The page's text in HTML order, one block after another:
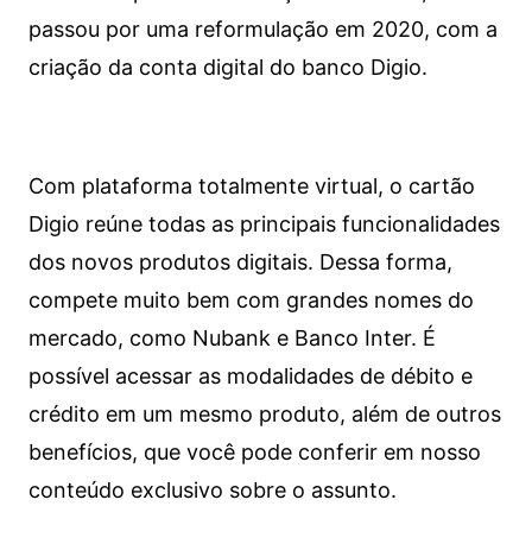
passou por uma reformulação em 2020, com a
criação da conta digital do banco Digio.
Com plataforma totalmente virtual, o cartão
Digio reúne todas as principais funcionalidades
dos novos produtos digitais. Dessa forma,
compete muito bem com grandes nomes do
mercado, como Nubank e Banco Inter. É
possível acessar as modalidades de débito e
crédito em um mesmo produto, além de outros
benefícios, que você pode conferir em nosso
conteúdo exclusivo sobre o assunto.